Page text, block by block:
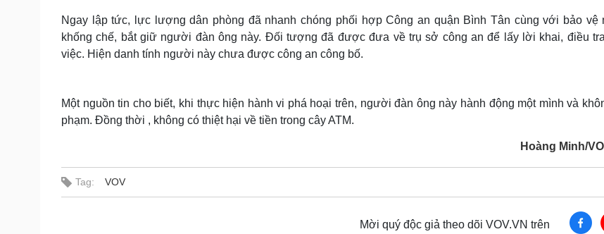
Ngay lập tức, lực lượng dân phòng đã nhanh chóng phối hợp Công an quận Bình Tân cùng với bảo vệ
khống chế, bắt giữ người đàn ông này. Đối tượng đã được đưa về trụ sở công an để lấy lời khai, điều
việc. Hiện danh tính người này chưa được công an công bố.
Một nguồn tin cho biết, khi thực hiện hành vi phá hoại trên, người đàn ông này hành động một mình và
phạm. Đồng thời , không có thiệt hại về tiền trong cây ATM.
Hoàng Minh/
Tag: VOV
Mời quý độc giả theo dõi VOV.VN trên